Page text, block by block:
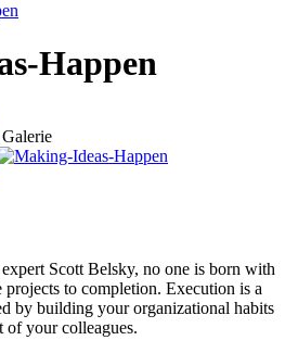
Happen
Scott Belsky, no one is born with
to completion. Execution is a
by building your organizational habits
of your colleagues.